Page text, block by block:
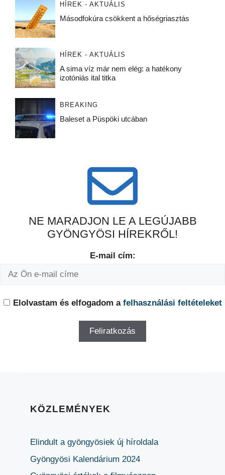
HÍREK - AKTUÁLIS
Másodfokúra csökkent a hőségriasztás
HÍREK - AKTUÁLIS
A sima víz már nem elég: a hatékony
izotóniás ital titka
BREAKING
Baleset a Püspöki utcában
NE MARADJON LE A LEGÚJABB
GYÖNGYÖSI HÍREKRŐL!
E-mail cím:
Elolvastam és elfogadom a felhasználási feltételeket
KÖZLEMÉNYEK
Elindult a gyöngyösiek új híroldala
Gyöngyösi Kalendárium 2024